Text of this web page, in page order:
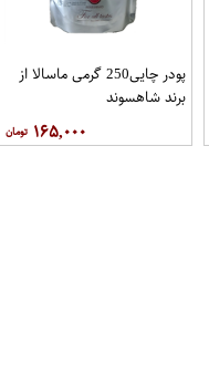
پودر چایی250 گرمی ماسالا از
برند شاهسوند
۱۶۵,۰۰۰